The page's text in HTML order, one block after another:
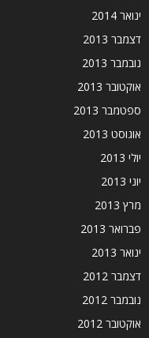
ינואר 2014
דצמבר 2013
נובמבר 2013
אוקטובר 2013
ספטמבר 2013
אוגוסט 2013
יולי 2013
יוני 2013
מרץ 2013
פברואר 2013
ינואר 2013
דצמבר 2012
נובמבר 2012
אוקטובר 2012